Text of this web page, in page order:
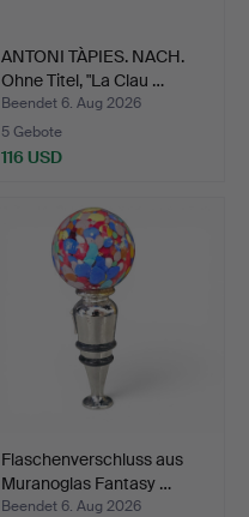
ANTONI TÀPIES. NACH.
Ohne Titel, "La Clau …
Beendet 6. Aug 2026
5 Gebote
116 USD
Flaschenverschluss aus
Muranoglas Fantasy …
Beendet 6. Aug 2026